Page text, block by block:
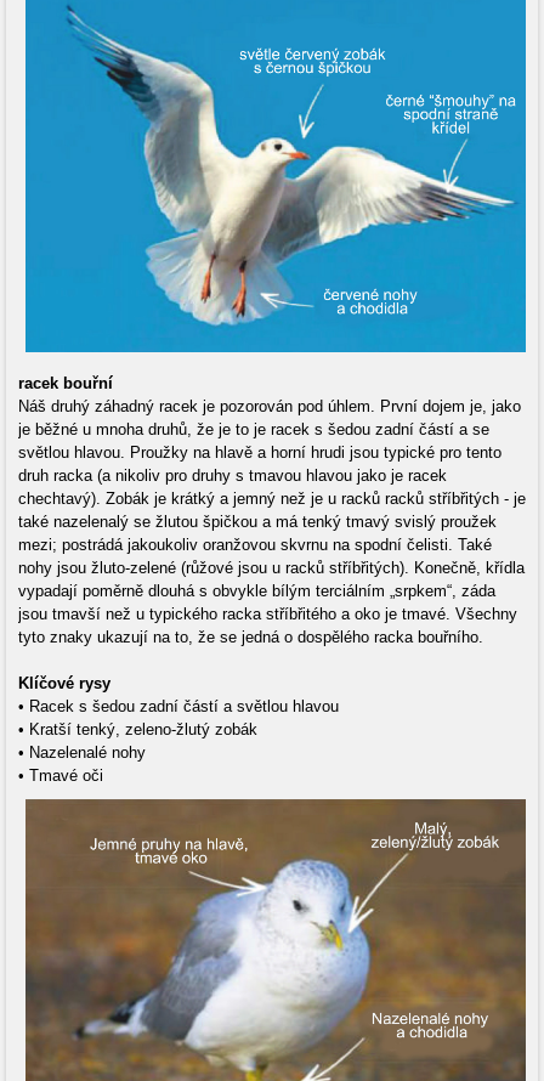
racek bouřní
Náš druhý záhadný racek je pozorován pod úhlem. První dojem je, jako
je běžné u mnoha druhů, že je to je racek s šedou zadní částí a se
světlou hlavou. Proužky na hlavě a horní hrudi jsou typické pro tento
druh racka (a nikoliv pro druhy s tmavou hlavou jako je racek
chechtavý). Zobák je krátký a jemný než je u racků racků stříbřitých - je
také nazelenalý se žlutou špičkou a má tenký tmavý svislý proužek
mezi; postrádá jakoukoliv oranžovou skvrnu na spodní čelisti. Také
nohy jsou žluto-zelené (růžové jsou u racků stříbřitých). Konečně, křídla
vypadají poměrně dlouhá s obvykle bílým terciálním „srpkem“, záda
jsou tmavší než u typického racka stříbřitého a oko je tmavé. Všechny
tyto znaky ukazují na to, že se jedná o dospělého racka bouřního.
Klíčové rysy
• Racek s šedou zadní částí a světlou hlavou
• Kratší tenký, zeleno-žlutý zobák
• Nazelenalé nohy
• Tmavé oči